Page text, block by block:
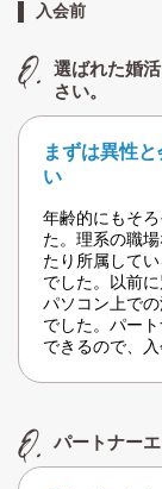
入会前
選ばれた婚
さい。
まずは異性
い
年齢的にもそ
た。理系の職
たり所属して
でした。以前
パソコン上で
でした。パー
できるので、
パートナー